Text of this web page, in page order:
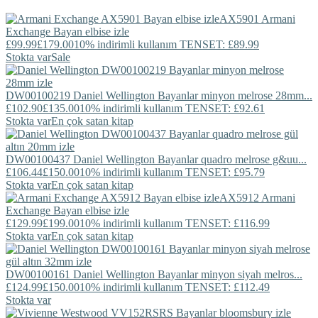
AX5901 Armani
Exchange Bayan elbise izle
£99.99£179.0010% indirimli kullanım TENSET: £89.99
Stokta varSale
DW00100219 Daniel Wellington Bayanlar minyon melrose 28mm...
£102.90£135.0010% indirimli kullanım TENSET: £92.61
Stokta varEn çok satan kitap
DW00100437 Daniel Wellington Bayanlar quadro melrose g&uu...
£106.44£150.0010% indirimli kullanım TENSET: £95.79
Stokta varEn çok satan kitap
AX5912 Armani
Exchange Bayan elbise izle
£129.99£199.0010% indirimli kullanım TENSET: £116.99
Stokta varEn çok satan kitap
DW00100161 Daniel Wellington Bayanlar minyon siyah melros...
£124.99£150.0010% indirimli kullanım TENSET: £112.49
Stokta var